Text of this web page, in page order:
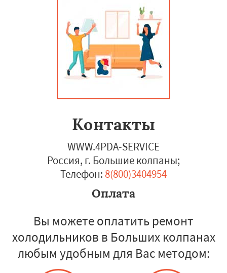
Контакты
WWW.4PDA-SERVICE
Россия, г. Большие колпаны;
Телефон: 8(800)3404954
Оплата
Вы можете оплатить ремонт
холодильников в Больших колпанах
любым удобным для Вас методом: